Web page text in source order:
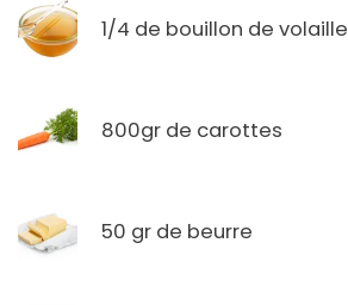
1/4 de bouillon de volaille
800gr de carottes
50 gr de beurre